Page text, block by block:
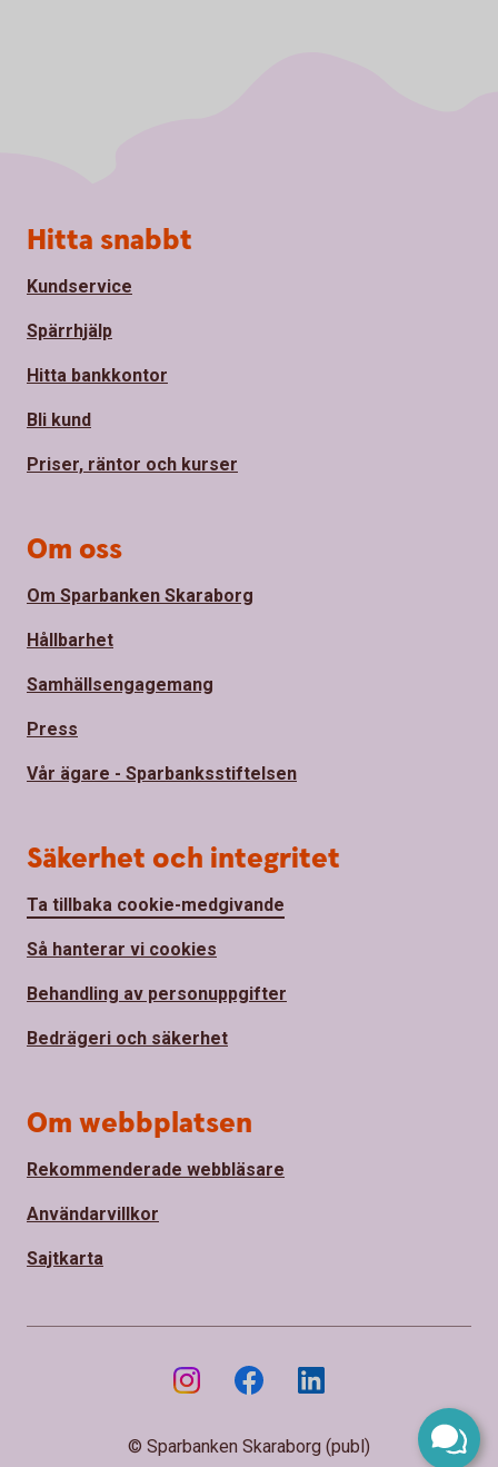
Sidfot
Hitta snabbt
Kundservice
Spärrhjälp
Hitta bankkontor
Bli kund
Priser, räntor och kurser
Om oss
Om Sparbanken Skaraborg
Hållbarhet
Samhällsengagemang
Press
Vår ägare - Sparbanksstiftelsen
Säkerhet och integritet
Ta tillbaka cookie-medgivande
Så hanterar vi cookies
Behandling av personuppgifter
Bedrägeri och säkerhet
Om webbplatsen
Rekommenderade webbläsare
Användarvillkor
Sajtkarta
© Sparbanken Skaraborg (publ)